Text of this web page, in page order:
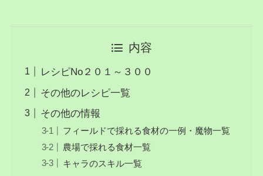
内容
レシピNo２０１～３００
その他のレシピ一覧
その他の情報
フィールドで採れる食材の一例・魔物一覧
農場で採れる食材一覧
キャラのスキル一覧